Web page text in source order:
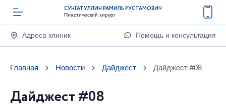
СУНГАТУЛЛИН РАМИЛЬ РУСТАМОВИЧ
Пластический хирург
Адреса клиник Помощь и консультация
Главная Новости Дайджест Дайджест #08
Дайджест #08